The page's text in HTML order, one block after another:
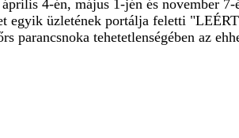
4-én, május 1-jén és november
egyik üzletének portálja feletti
parancsnoka tehetetlenségében az